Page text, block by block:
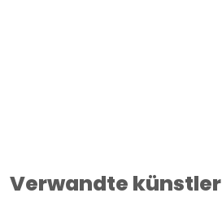
Verwandte künstler